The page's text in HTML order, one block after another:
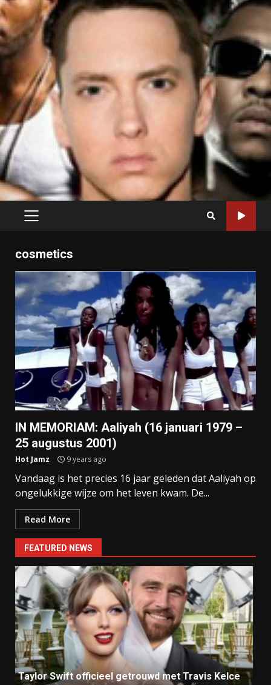
PRIMARY
cosmetics
IN MEMORIAM: Aaliyah (16 januari 1979 –
25 augustus 2001)
Hot Jamz 9 years ago
Vandaag is het precies 16 jaar geleden dat Aaliyah op
ongelukkige wijze om het leven kwam. De...
Read More
FEATURED NEWS
Ray J klaagt Kim Kardashian aan om sekstape